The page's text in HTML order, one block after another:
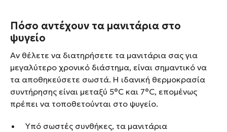
Πόσο αντέχουν τα μανιτάρια στο
ψυγείο
Αν θέλετε να διατηρήσετε τα μανιτάρια σας για
μεγαλύτερο χρονικό διάστημα, είναι σημαντικό να
τα αποθηκεύσετε σωστά. Η ιδανική θερμοκρασία
συντήρησης είναι μεταξύ 5°C και 7°C, επομένως
πρέπει να τοποθετούνται στο ψυγείο.
Υπό σωστές συνθήκες, τα μανιτάρια